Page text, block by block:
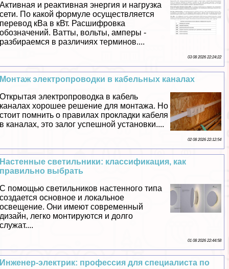
Активная и реактивная энергия и нагрузка
сети. По какой формуле осуществляется
перевод кВа в кВт. Расшифровка
обозначений. Ватты, вольты, амперы -
разбираемся в различиях терминов....
03 08 2026 22:24:22
Монтаж электропроводки в кабельных каналах
Открытая электропроводка в кабель
каналах хорошее решение для монтажа. Но
стоит помнить о правилах прокладки кабеля
в каналах, это залог успешной установки....
02 08 2026 22:12:54
Настенные светильники: классификация, как
правильно выбрать
С помощью светильников настенного типа
создается основное и локальное
освещение. Они имеют современный
дизайн, легко монтируются и долго
служат....
01 08 2026 22:44:58
Инженер-электрик: профессия для специалиста по